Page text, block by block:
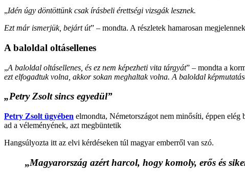
„Idén úgy döntöttünk csak írásbeli érettségi vizsgák lesznek.
Ezt már ismerjük, bejárt út” – mondta. A részletek hamarosan
A baloldal oltásellenes
„A baloldal oltásellenes, és ez nem képezheti vita tárgyát” – mondta a
ezt elfogadtuk volna, akkor sokan meghaltak volna. A baloldal
„Petry Zsolt sincs egyedül”
Petry Zsolt ügyében elmondta, Németországot nem minősíti, éppen
ad a véleményének, azt megbüntetik
Hangsúlyozta itt az elvi kérdéseken túl magyar emberről van szó.
„Magyarország azért harcol, hogy komoly, erős és